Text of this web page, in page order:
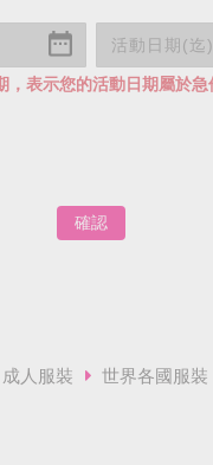
，表示您的活動日期屬於急
確認
成人服裝 世界各國服裝